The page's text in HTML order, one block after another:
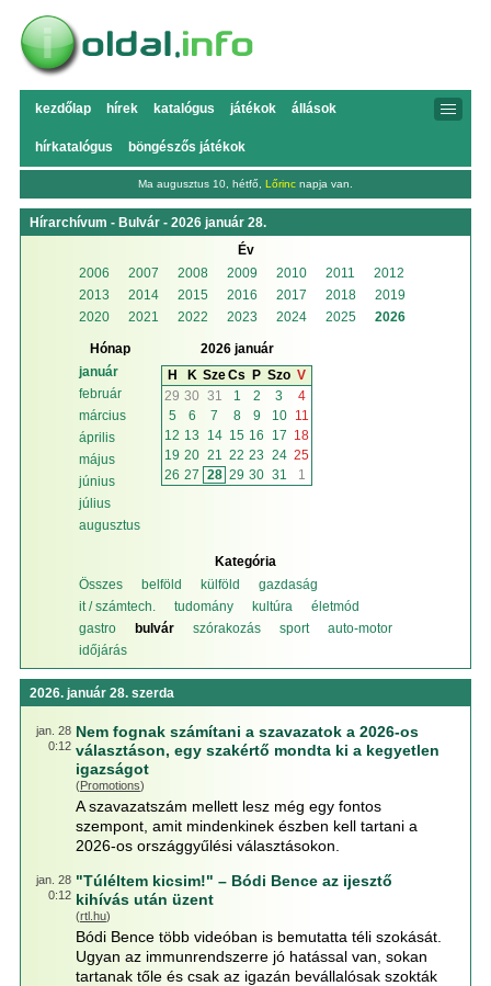
kezdőlap hírek katalógus játékok állások
hírkatalógus böngészős játékok
Ma augusztus 10, hétfő, Lőrinc napja van.
Hírarchívum - Bulvár - 2026 január 28.
Év
2006
2007 2008 2009 2010 2011
2012
2013
2014 2015 2016 2017 2018
2019
2020
2021 2022 2023 2024 2025 2026
Hónap
január
február
március
április
május
június
július
augusztus
2026 január
H
K SzeCs P Szo V
29 30 31 1 2 3
4
5
6 7 8 9 10
11
12 13 14 15 16 17 18
19 20 21 22 23 24 25
26 27 28 29 30 31 1
Kategória
Összes
belföld külföld
gazdaság
it / számtech.
tudomány kultúra
életmód
gastro
bulvár szórakozás sport
auto-motor
időjárás
2026. január 28. szerda
jan. 28
0:12
Nem fognak számítani a szavazatok a 2026-os
választáson, egy szakértő mondta ki a kegyetlen
igazságot
(Promotions)
A szavazatszám mellett lesz még egy fontos
szempont, amit mindenkinek észben kell tartani a
2026-os országgyűlési választásokon.
jan. 28
0:12
"Túléltem kicsim!" – Bódi Bence az ijesztő
kihívás után üzent
(rtl.hu)
Bódi Bence több videóban is bemutatta téli szokását.
Ugyan az immunrendszerre jó hatással van, sokan
tartanak tőle és csak az igazán bevállalósak szokták